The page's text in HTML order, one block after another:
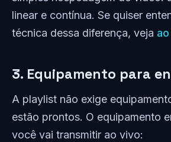
linear e contínua. Se quiser
técnica dessa diferença, veja
3. Equipamento para
A playlist não exige
estão prontos. O equipamento
você vai transmitir ao vivo: